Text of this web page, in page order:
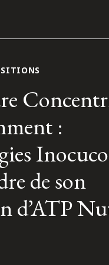
d’Osler
:
de son
d’ATP